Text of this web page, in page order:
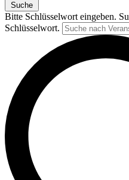
Suche
Bitte Schlüsselwort eingeben.
Schlüsselwort.